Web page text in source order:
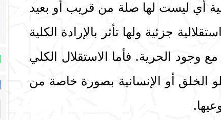
أي ليست لها صلة من قريب أو بعيد
جزئية ولها تأثر بالإرادة الكلية
وجود الحرية. فأما الاستقلال الكلي
الخلق أو الإنسانية بصورة خاصة من